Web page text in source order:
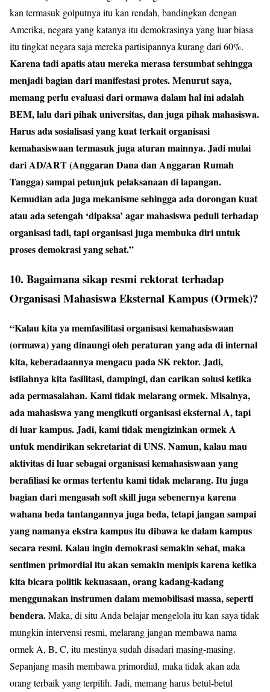
kan termasuk golputnya itu kan rendah, bandingkan dengan
Amerika, negara yang katanya itu demokrasinya yang luar biasa
itu tingkat negara saja mereka partisipannya kurang dari 60%.
Karena tadi apatis atau mereka merasa tersumbat sehingga
menjadi bagian dari manifestasi protes. Menurut saya,
memang perlu evaluasi dari ormawa dalam hal ini adalah
BEM, lalu dari pihak universitas, dan juga pihak mahasiswa.
Harus ada sosialisasi yang kuat terkait organisasi
kemahasiswaan termasuk juga aturan mainnya. Jadi mulai
dari AD/ART (Anggaran Dana dan Anggaran Rumah
Tangga) sampai petunjuk pelaksanaan di lapangan.
Kemudian ada juga mekanisme sehingga ada dorongan kuat
atau ada setengah ‘dipaksa’ agar mahasiswa peduli terhadap
organisasi tadi, tapi organisasi juga membuka diri untuk
proses demokrasi yang sehat.”
10. Bagaimana sikap resmi rektorat terhadap
Organisasi Mahasiswa Eksternal Kampus (Ormek)?
“Kalau kita ya memfasilitasi organisasi kemahasiswaan
(ormawa) yang dinaungi oleh peraturan yang ada di internal
kita, keberadaannya mengacu pada SK rektor. Jadi,
istilahnya kita fasilitasi, dampingi, dan carikan solusi ketika
ada permasalahan. Kami tidak melarang ormek. Misalnya,
ada mahasiswa yang mengikuti organisasi eksternal A, tapi
di luar kampus. Jadi, kami tidak mengizinkan ormek A
untuk mendirikan sekretariat di UNS. Namun, kalau mau
aktivitas di luar sebagai organisasi kemahasiswaan yang
berafiliasi ke ormas tertentu kami tidak melarang. Itu juga
bagian dari mengasah soft skill juga sebenernya karena
wahana beda tantangannya juga beda, tetapi jangan sampai
yang namanya ekstra kampus itu dibawa ke dalam kampus
secara resmi. Kalau ingin demokrasi semakin sehat, maka
sentimen primordial itu akan semakin menipis karena ketika
kita bicara politik kekuasaan, orang kadang-kadang
menggunakan instrumen dalam memobilisasi massa, seperti
bendera.Maka, di situ Anda belajar mengelola itu kan saya tidak
mungkin intervensi resmi, melarang jangan membawa nama
ormek A, B, C, itu mestinya sudah disadari masing-masing.
Sepanjang masih membawa primordial, maka tidak akan ada
orang terbaik yang terpilih. Jadi, memang harus betul-betul